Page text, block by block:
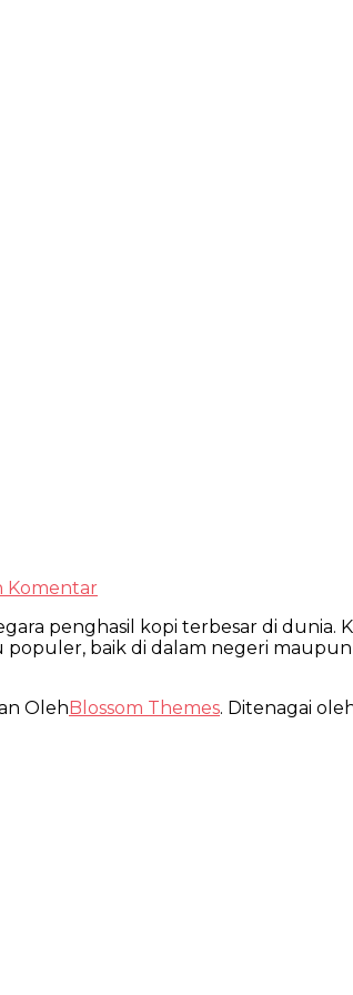
Komentar
Biji
Kopi
Harus
penghasil kopi terbesar di
baik di dalam negeri
OlehBlossom Themes. Ditenagai